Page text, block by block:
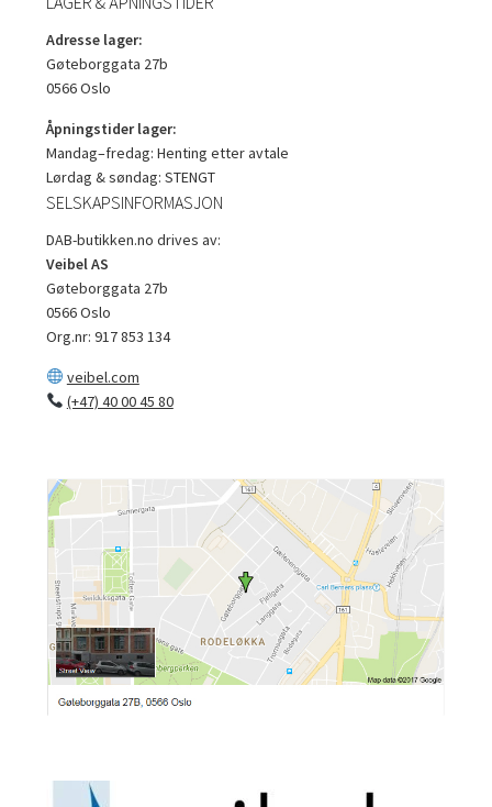
Adresse lager:
Gøteborggata 27b
0566 Oslo
Åpningstider lager:
Mandag–fredag: Henting etter avtale
Lørdag & søndag: STENGT
SELSKAPSINFORMASJON
DAB-butikken.no drives av:
Veibel AS
Gøteborggata 27b
0566 Oslo
Org.nr: 917 853 134
veibel.com
(+47) 40 00 45 80